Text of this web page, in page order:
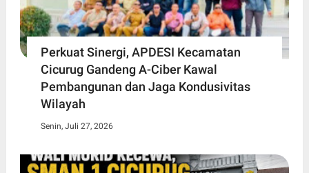
Perkuat Sinergi, APDESI Kecamatan
Cicurug Gandeng A-Ciber Kawal
Pembangunan dan Jaga Kondusivitas
Wilayah
Senin, Juli 27, 2026